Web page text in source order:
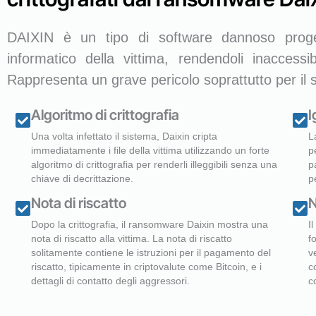
DAIXIN è un tipo di software dannoso
informatico della vittima, rendendoli
Rappresenta un grave pericolo soprattutto per il
Algoritmo di crittografia
Una volta infettato il sistema, Daixin cripta
immediatamente i file della vittima utilizzando un forte
algoritmo di crittografia per renderli illeggibili senza una
chiave di decrittazione.
Nota di riscatto
Dopo la crittografia, il ransomware Daixin mostra una
nota di riscatto alla vittima. La nota di riscatto
solitamente contiene le istruzioni per il pagamento del
riscatto, tipicamente in criptovalute come Bitcoin, e i
dettagli di contatto degli aggressori.
Il